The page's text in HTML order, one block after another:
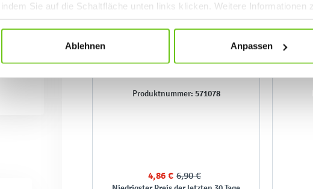
indem Sie auf die Schaltfläche unten links klicken. Weitere Informationen
Datenschutzrichtlinien.
Ablehnen Anpassen
Produktnummer: 571078
4,86 € 6,90 €